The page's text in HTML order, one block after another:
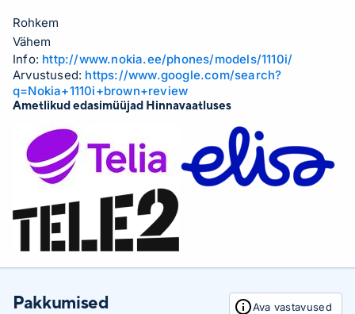
Rohkem
Vähem
Info: http://www.nokia.ee/phones/models/1110i/
Arvustused: https://www.google.com/search?
q=Nokia+1110i+brown+review
Ametlikud edasimüüjad Hinnavaatluses
Pakkumised Ava vastavused